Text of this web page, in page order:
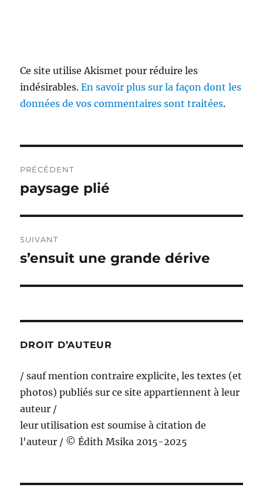
Ce site utilise Akismet pour réduire les
indésirables.En savoir plus sur la façon dont les
données de vos commentaires sont traitées.
de
PRÉCÉDENT
Publication
paysage plié
SUIVANT
Publication
s’ensuit une grande dérive
DROIT D’AUTEUR
/ sauf mention contraire explicite, les textes (et
photos) publiés sur ce site appartiennent à leur
auteur /
leur utilisation est soumise à citation de
l'auteur / © Édith Msika 2015-2025